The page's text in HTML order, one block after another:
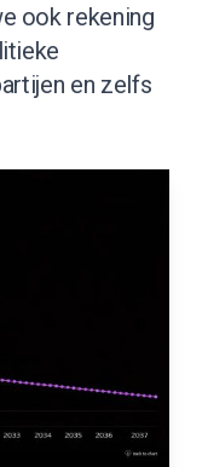
ook rekening
en zelfs